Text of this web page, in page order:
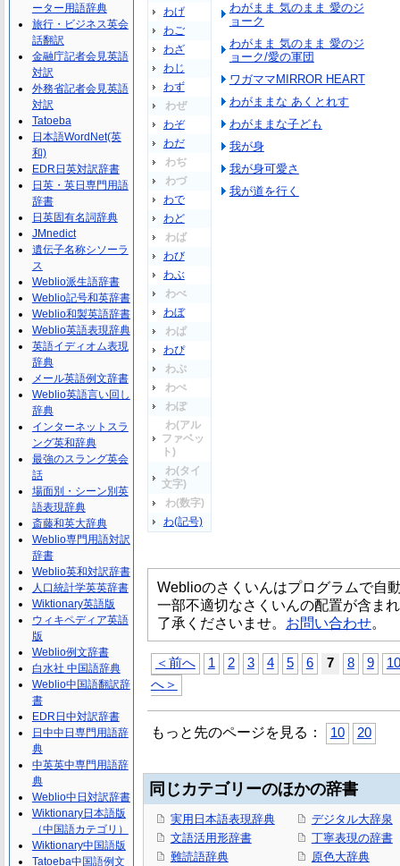
わげ
わご
わざ
わじ
わず
わぜ
わぞ
わだ
わぢ
わづ
わで
わど
わば
わび
わぶ
わべ
わぼ
わぱ
わぴ
わぷ
わぺ
わぽ
わ(アル
ファベッ
ト)
わ(タイ
文字)
わ(数字)
わ(記号)
わがまま 気のまま 愛のジ
ョーク
わがまま 気のまま 愛のジ
ョーク/愛の軍団
ワガママMIRROR HEART
わがままな あくとれす
わがままな子ども
我が身
我が身可愛さ
我が道を行く
Weblioのさくいんはプログラムで自
一部不適切なさくいんの配置が含ま
了承くださいませ。 お問い合わせ。
＜前へ 1 2 3 4 5 6 7 8 9
10
へ＞
もっと先のページを見る： 10 20
同じカテゴリーのほかの辞書
実用日本語表現辞典
文語活用形辞書
難読語辞典
デジタル大辞泉
丁寧表現の辞書
原色大辞典
ーター用語辞典
旅行・ビジネス英会
話翻訳
金融庁記者会見英語
対訳
外務省記者会見英語
対訳
Tatoeba
日本語WordNet(英
和)
EDR日英対訳辞書
日英・英日専門用語
辞書
日英固有名詞辞典
JMnedict
遺伝子名称シソーラ
ス
Weblio派生語辞書
Weblio記号和英辞書
Weblio和製英語辞書
Weblio英語表現辞典
英語イディオム表現
辞典
メール英語例文辞書
Weblio英語言い回し
辞典
インターネットスラ
ング英和辞典
最強のスラング英会
話
場面別・シーン別英
語表現辞典
斎藤和英大辞典
Weblio専門用語対訳
辞書
Weblio英和対訳辞書
人口統計学英英辞書
Wiktionary英語版
ウィキペディア英語
版
Weblio例文辞書
白水社 中国語辞典
Weblio中国語翻訳辞
書
EDR日中対訳辞書
日中中日専門用語辞
典
中英英中専門用語辞
典
Weblio中日対訳辞書
Wiktionary日本語版
（中国語カテゴリ）
Wiktionary中国語版
Tatoeba中国語例文